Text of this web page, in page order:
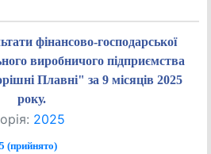
фінансово-господарської
виробничого підприємства
Плавні" за 9 місяців 2025
року.
2025
(прийнято)